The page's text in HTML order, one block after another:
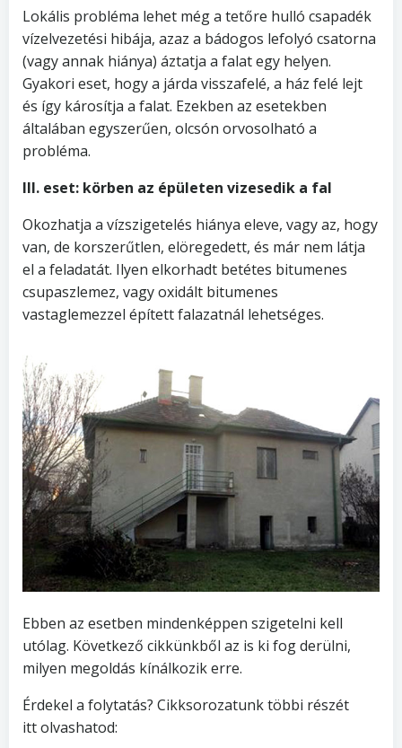
Lokális probléma lehet még a tetőre hulló csapadék
vízelvezetési hibája, azaz a bádogos lefolyó csatorna
(vagy annak hiánya) áztatja a falat egy helyen.
Gyakori eset, hogy a járda visszafelé, a ház felé lejt
és így károsítja a falat. Ezekben az esetekben
általában egyszerűen, olcsón orvosolható a
probléma.
III. eset: körben az épületen vizesedik a fal
Okozhatja a vízszigetelés hiánya eleve, vagy az, hogy
van, de korszerűtlen, elöregedett, és már nem látja
el a feladatát. Ilyen elkorhadt betétes bitumenes
csupaszlemez, vagy oxidált bitumenes
vastaglemezzel épített falazatnál lehetséges.
Ebben az esetben mindenképpen szigetelni kell
utólag. Következő cikkünkből az is ki fog derülni,
milyen megoldás kínálkozik erre.
Érdekel a folytatás? Cikksorozatunk többi részét
itt olvashatod: